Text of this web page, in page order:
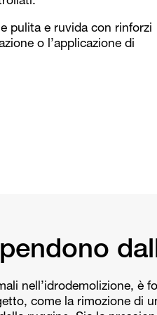
pulita e ruvida con rinforzi
o l’applicazione di
nell’idrodemolizione, è
come la rimozione di